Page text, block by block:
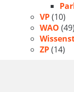
VP(10)
WAO (49)
ZP(14)